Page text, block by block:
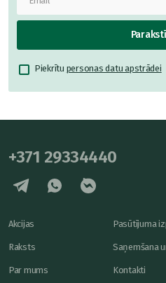
Piekrītu personas datu apstrādei
+371 29334440
Akcijas
Raksts
Par mums
Pasūtījuma
Saņemšana
Kontakti